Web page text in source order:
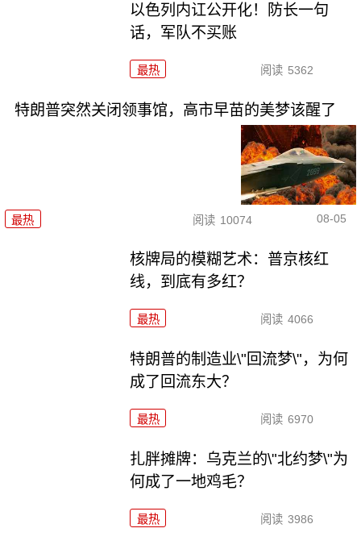
以色列内讧公开化！防长一句
话，军队不买账
最热 阅读 5362
特朗普突然关闭领事馆，高市早苗的美梦该醒了
最热 阅读 10074 08-05
核牌局的模糊艺术：普京核红
线，到底有多红？
最热 阅读 4066
特朗普的制造业\"回流梦\"，为何
成了回流东大？
最热 阅读 6970
扎胖摊牌：乌克兰的\"北约梦\"为
何成了一地鸡毛？
最热 阅读 3986